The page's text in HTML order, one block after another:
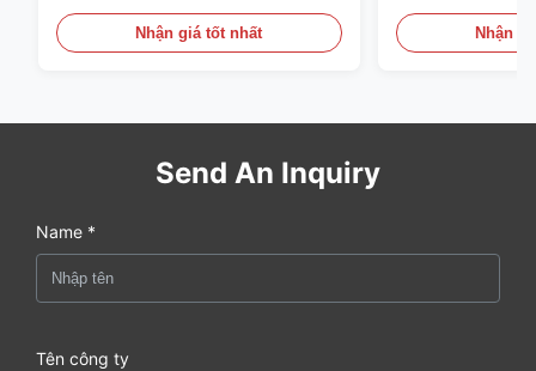
Nhận giá tốt nhất Nhận
Send An Inquiry
Name *
Tên công ty